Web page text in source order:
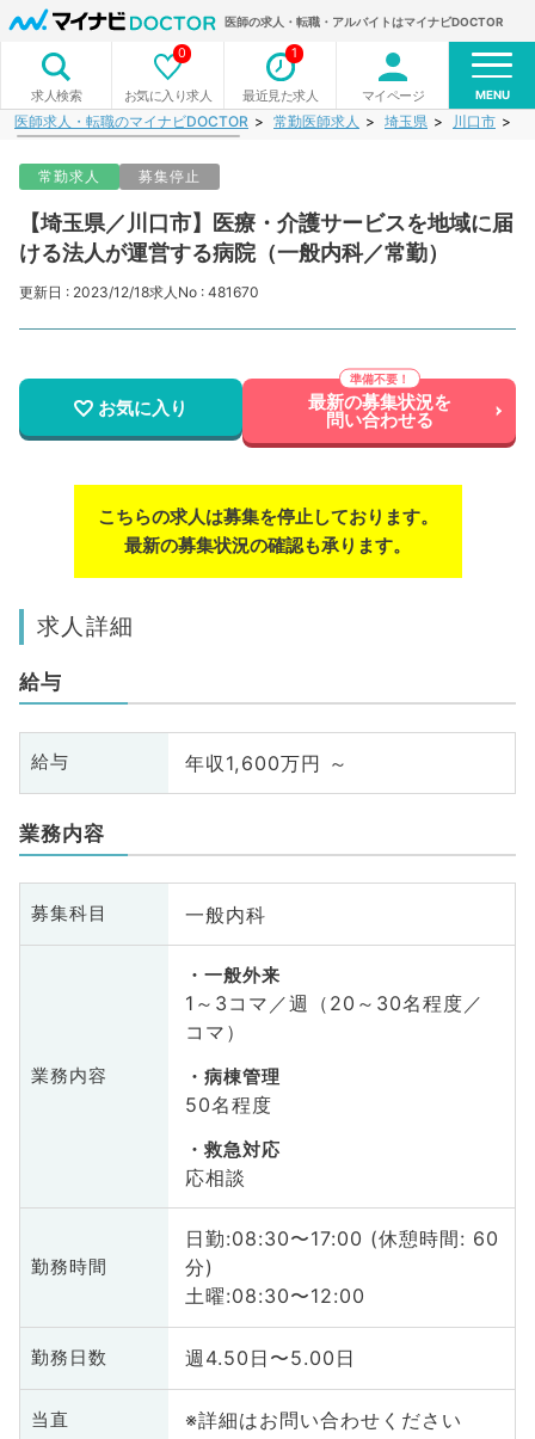
医師の求人・転職・アルバイトはマイナビDOCTOR
求人検索 お気に入り求人
0
最近見た求人
1
マイページ MENU
医師求人・転職のマイナビDOCTOR 常勤医師求人 埼玉県 川口市
常勤求人 募集停止
【埼玉県／川口市】医療・介護サービスを地域に届
ける法人が運営する病院（一般内科／常勤）
更新日 : 2023/12/18求人No : 481670
お気に入り 最新の募集状況を
問い合わせる
こちらの求人は募集を停止しております。
最新の募集状況の確認も承ります。
求人詳細
給与
給与 年収1,600万円 ～
業務内容
募集科目 一般内科
業務内容
一般外来
1～3コマ／週（20～30名程度／
コマ）
病棟管理
50名程度
救急対応
応相談
勤務時間
日勤:08:30〜17:00 (休憩時間: 60
分)
土曜:08:30〜12:00
勤務日数 週4.50日〜5.00日
当直 ※詳細はお問い合わせください